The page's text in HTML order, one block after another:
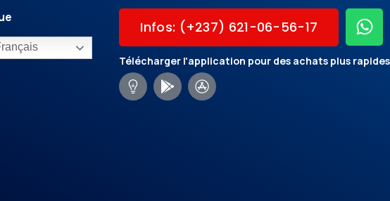
Infos: (+237) 621-06-56-17
Télécharger l'application pour des achats plus